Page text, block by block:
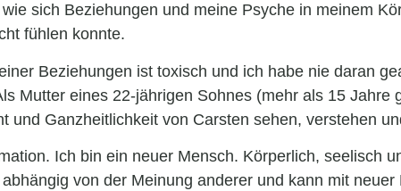
sich Beziehungen und meine Psyche in meinem
fühlen konnte.
Beziehungen ist toxisch und ich habe nie daran
Mutter eines 22-jährigen Sohnes (mehr als 15
und Ganzheitlichkeit von Carsten sehen, verstehen
Ich bin ein neuer Mensch. Körperlich, seelisch
von der Meinung anderer und kann mit